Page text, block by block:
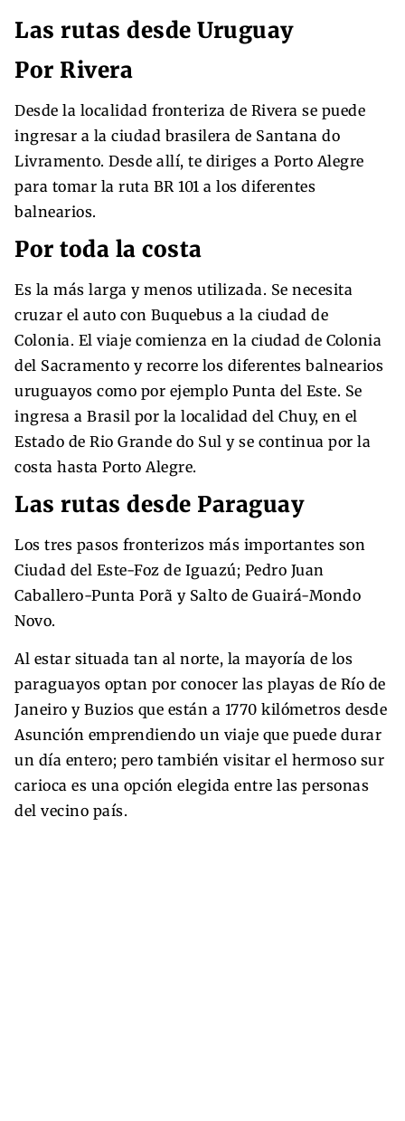
Las rutas desde Uruguay
Por Rivera
Desde la localidad fronteriza de Rivera se puede
ingresar a la ciudad brasilera de Santana do
Livramento. Desde allí, te diriges a Porto Alegre
para tomar la ruta BR 101 a los diferentes
balnearios.
Por toda la costa
Es la más larga y menos utilizada. Se necesita
cruzar el auto con Buquebus a la ciudad de
Colonia. El viaje comienza en la ciudad de Colonia
del Sacramento y recorre los diferentes balnearios
uruguayos como por ejemplo Punta del Este. Se
ingresa a Brasil por la localidad del Chuy, en el
Estado de Rio Grande do Sul y se continua por la
costa hasta Porto Alegre.
Las rutas desde Paraguay
Los tres pasos fronterizos más importantes son
Ciudad del Este-Foz de Iguazú; Pedro Juan
Caballero-Punta Porã y Salto de Guairá-Mondo
Novo.
Al estar situada tan al norte, la mayoría de los
paraguayos optan por conocer las playas de Río de
Janeiro y Buzios que están a 1770 kilómetros desde
Asunción emprendiendo un viaje que puede durar
un día entero; pero también visitar el hermoso sur
carioca es una opción elegida entre las personas
del vecino país.